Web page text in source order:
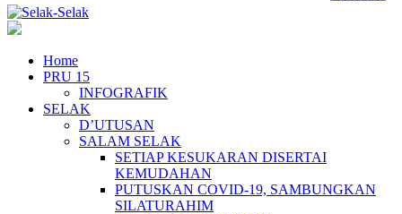
Home
PRU 15
INFOGRAFIK
SELAK
D’UTUSAN
SALAM SELAK
SETIAP KESUKARAN DISERTAI
KEMUDAHAN
PUTUSKAN COVID-19, SAMBUNGKAN
SILATURAHIM